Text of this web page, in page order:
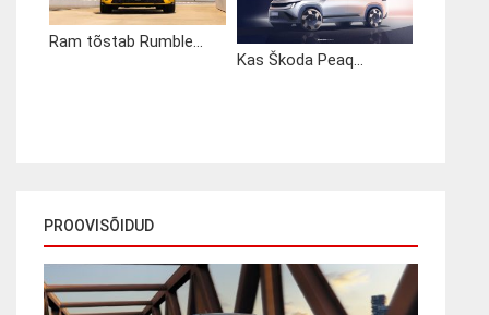
Ram tõstab Rumble...
Kas Škoda Peaq...
PROOVISÕIDUD